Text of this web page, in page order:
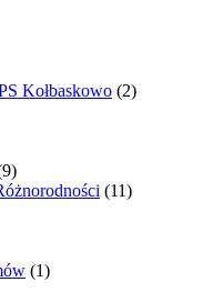
Kołbaskowo (2)
(11)
(1)